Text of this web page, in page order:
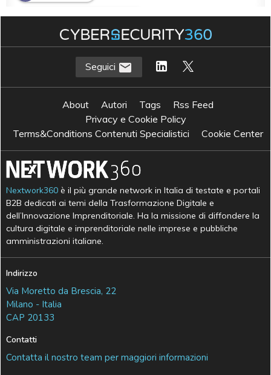
R ransomware as a service
Seguici
About Autori Tags
Rss Feed
Privacy e Cookie Policy
Terms&Conditions Contenuti Specialistici
Cookie Center
Nextwork360 è il più grande network in Italia di testate e portali
B2B dedicati ai temi della Trasformazione Digitale e
dell’Innovazione Imprenditoriale. Ha la missione di diffondere la
cultura digitale e imprenditoriale nelle imprese e pubbliche
amministrazioni italiane.
Indirizzo
Via Moretto da Brescia, 22
Milano - Italia
CAP 20133
Contatti
Contatta il nostro team per maggiori informazioni